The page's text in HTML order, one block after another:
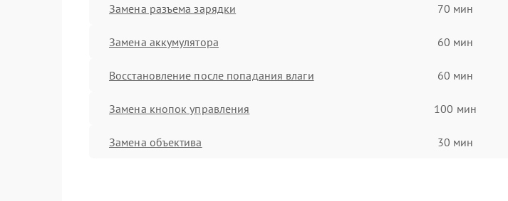
Замена разъема зарядки 70 мин
Замена аккумулятора 60 мин
Восстановление после попадания влаги 60 мин
Замена кнопок управления 100 мин
Замена объектива 30 мин